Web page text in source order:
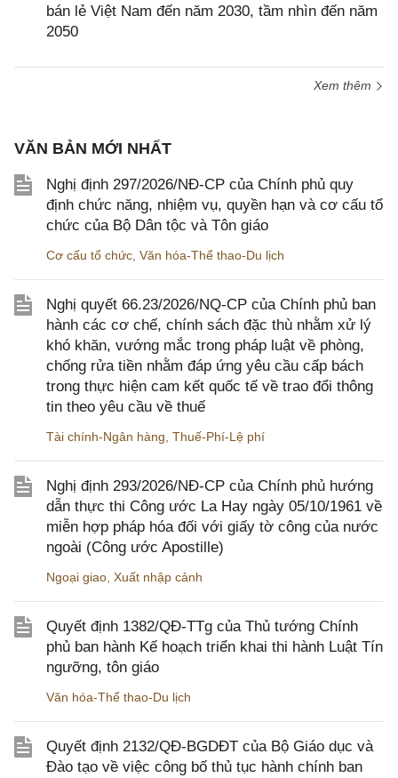
bán lẻ Việt Nam đến năm 2030, tầm nhìn đến năm
2050
Xem thêm
VĂN BẢN MỚI NHẤT
Nghị định 297/2026/NĐ-CP của Chính phủ quy
định chức năng, nhiệm vụ, quyền hạn và cơ cấu tổ
chức của Bộ Dân tộc và Tôn giáo
Cơ cấu tổ chức Văn hóa-Thể thao-Du lịch
Nghị quyết 66.23/2026/NQ-CP của Chính phủ ban
hành các cơ chế, chính sách đặc thù nhằm xử lý
khó khăn, vướng mắc trong pháp luật về phòng,
chống rửa tiền nhằm đáp ứng yêu cầu cấp bách
trong thực hiện cam kết quốc tế về trao đổi thông
tin theo yêu cầu về thuế
Tài chính-Ngân hàng Thuế-Phí-Lệ phí
Nghị định 293/2026/NĐ-CP của Chính phủ hướng
dẫn thực thi Công ước La Hay ngày 05/10/1961 về
miễn hợp pháp hóa đối với giấy tờ công của nước
ngoài (Công ước Apostille)
Ngoại giao Xuất nhập cảnh
Quyết định 1382/QĐ-TTg của Thủ tướng Chính
phủ ban hành Kế hoạch triển khai thi hành Luật Tín
ngưỡng, tôn giáo
Văn hóa-Thể thao-Du lịch
Quyết định 2132/QĐ-BGDĐT của Bộ Giáo dục và
Đào tạo về việc công bố thủ tục hành chính ban